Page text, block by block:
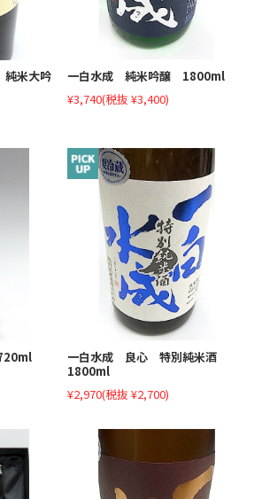
米大吟
一白水成 純米吟醸 1800ml
¥3,740(税抜 ¥3,400)
一白水成 良心 特別純米酒
1800ml
¥2,970(税抜 ¥2,700)